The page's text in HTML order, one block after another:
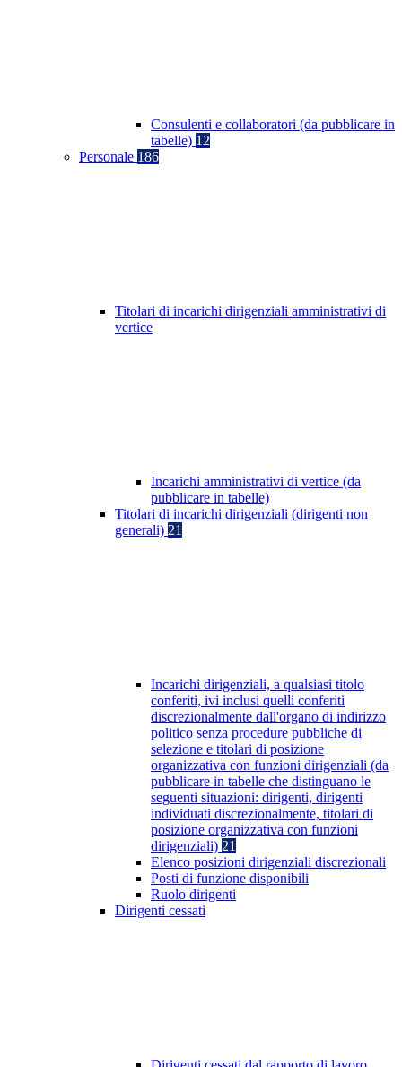
Consulenti e collaboratori (da pubblicare in
tabelle) 12
Personale 186
Titolari di incarichi dirigenziali amministrativi di
vertice
Incarichi amministrativi di vertice (da
pubblicare in tabelle)
Titolari di incarichi dirigenziali (dirigenti non
generali) 21
Incarichi dirigenziali, a qualsiasi titolo
conferiti, ivi inclusi quelli conferiti
discrezionalmente dall'organo di indirizzo
politico senza procedure pubbliche di
selezione e titolari di posizione
organizzativa con funzioni dirigenziali (da
pubblicare in tabelle che distinguano le
seguenti situazioni: dirigenti, dirigenti
individuati discrezionalmente, titolari di
posizione organizzativa con funzioni
dirigenziali) 21
Elenco posizioni dirigenziali discrezionali
Posti di funzione disponibili
Ruolo dirigenti
Dirigenti cessati